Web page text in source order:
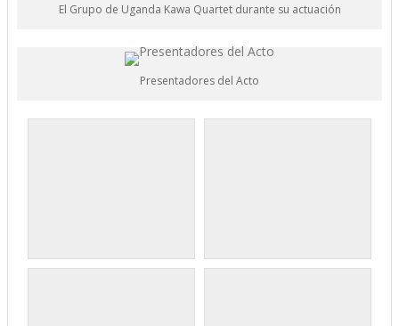
El Grupo de Uganda Kawa Quartet durante su actuación
Presentadores del Acto